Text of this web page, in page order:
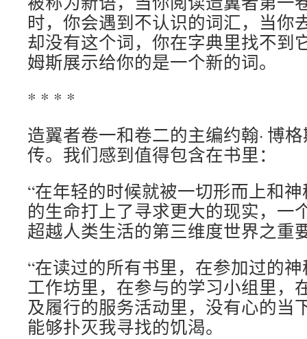
时，你会遇到不认识的词汇，当你
却没有这个词，你在字典里找不到
姆斯展示给你的是一个新的词。
* * * *
造翼者卷一和卷二的主编约翰· 博
传。我们感到值得包含在书里：
“在年轻的时候就被一切形而上和
的生命打上了寻求更大的现实，一
超越人类生活的第三维度世界之重
“在读过的所有书里，在参加过的
工作坊里，在参与的学习小组里，
及履行的服务活动里，没有心的当
能够扑灭我寻找的饥渴。